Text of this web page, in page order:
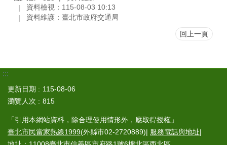
資料檢視：115-08-03 10:13
資料維護：臺北市政府交通局
回上一頁
:::
更新日期
115-08-06
瀏覽人次
815
「引用本網站資料，除合理使用情形外，應取得授權」
臺北市民當家熱線1999(外縣市02-2720889)| 服務電話與地址|